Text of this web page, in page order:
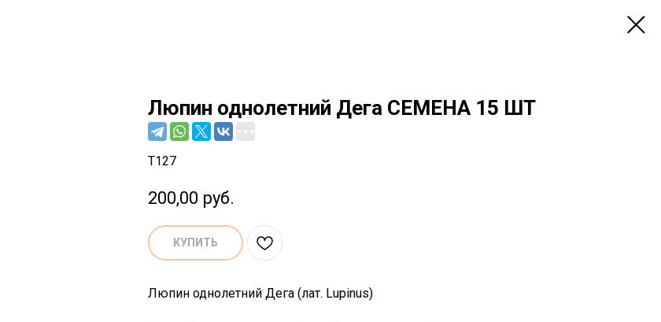
Люпин однолетний Дега СЕМЕНА 15 ШТ
T127
200,00 руб.
КУПИТЬ
Люпин однолетний Дега (лат. Lupinus)